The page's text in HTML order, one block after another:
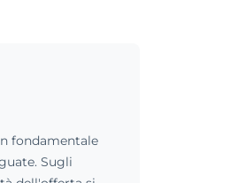
fondamentale
Sugli